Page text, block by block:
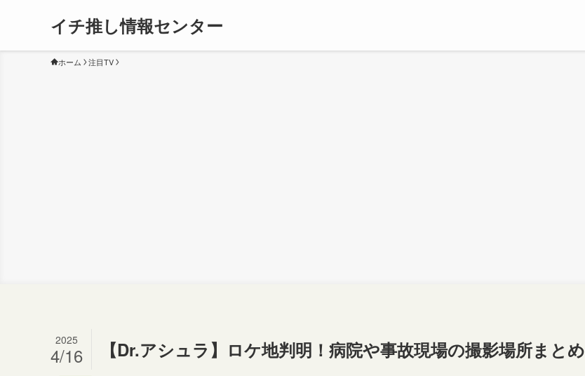
イチ推し情報センター
ホーム 注目TV
【Dr.アシュラ】ロケ地判明！病院や事故現場の撮影場所まとめ
2025
4/16